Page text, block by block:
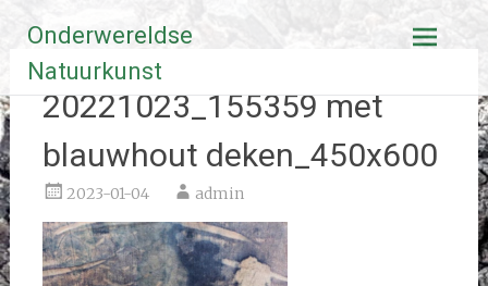
naar
inhoud
Onderwereldse
Natuurkunst
20221023_155359 met
blauwhout deken_450x600
2023-01-04 admin